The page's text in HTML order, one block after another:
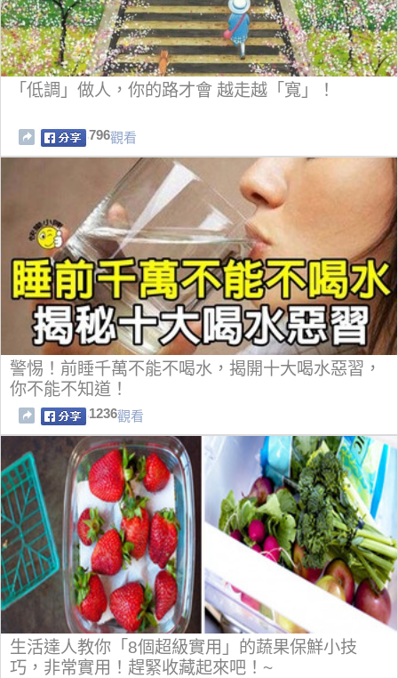
「低調」做人，你的路才會 越走越「寬」！
796觀看
警惕！前睡千萬不能不喝水，揭開十大喝水惡習，
你不能不知道！
1236觀看
生活達人教你「8個超級實用」的蔬果保鮮小技
巧，非常實用！趕緊收藏起來吧！~